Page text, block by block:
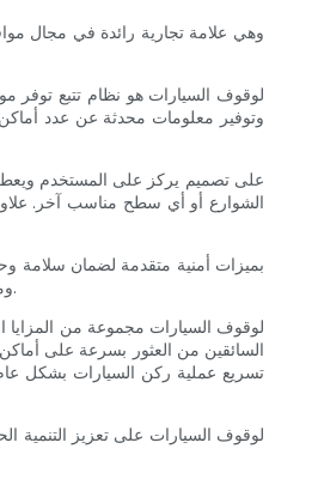
وتوفير معلومات محدثة عن عدد
الشوارع أو أي سطح مناسب آخر. علاوة
ومنع الوصول غير المصرح به وردع الأنشطة الإجرامية المحتملة. تساعد هذه الطبقة الإضافية من الأمان على إنشاء بيئة أكثر أمانًا لجميع المستخدمين، مما يغرس الشعور بالثقة والاطمئنان.
السائقين من العثور بسرعة على
تسريع عملية ركن السيارات بشكل